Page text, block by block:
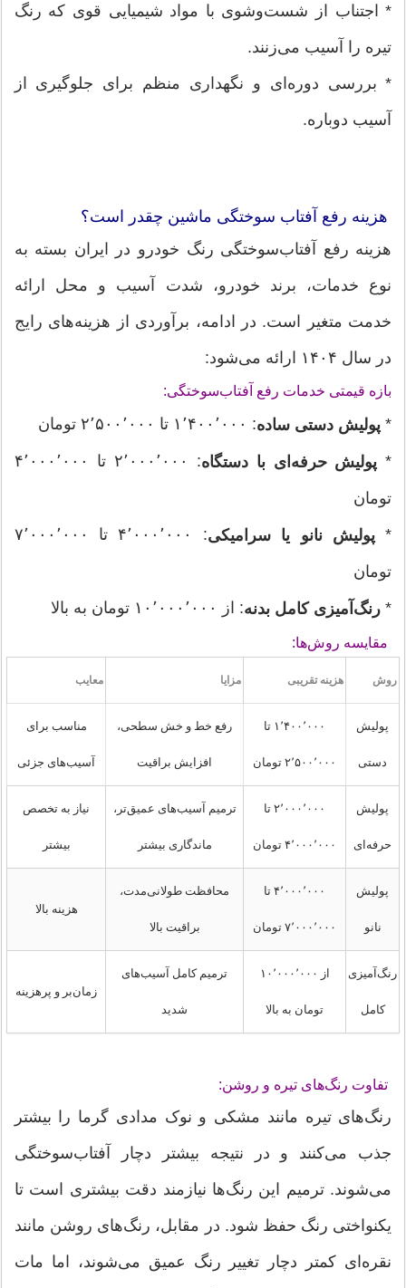
* اجتناب از شست‌وشوی با مواد شیمیایی قوی که رنگ
تیره را آسیب می‌زنند.
* بررسی دوره‌ای و نگهداری منظم برای جلوگیری از
آسیب دوباره.
هزینه رفع آفتاب سوختگی ماشین چقدر است؟
هزینه رفع آفتاب‌سوختگی رنگ خودرو در ایران بسته به
نوع خدمات، برند خودرو، شدت آسیب و محل ارائه
خدمت متغیر است. در ادامه، برآوردی از هزینه‌های رایج
در سال ۱۴۰۴ ارائه می‌شود:
بازه قیمتی خدمات رفع آفتاب‌سوختگی:
* پولیش دستی ساده: ۱٬۴۰۰٬۰۰۰ تا ۲٬۵۰۰٬۰۰۰ تومان
* پولیش حرفه‌ای با دستگاه : ۲٬۰۰۰٬۰۰۰ تا ۴٬۰۰۰٬۰۰۰
تومان
* پولیش نانو یا سرامیکی : ۴٬۰۰۰٬۰۰۰ تا ۷٬۰۰۰٬۰۰۰
تومان
* رنگ‌آمیزی کامل بدنه: از ۱۰٬۰۰۰٬۰۰۰ تومان به بالا
مقایسه روش‌ها:
روش هزینه تقریبی مزایا معایب
پولیش
دستی
۱٬۴۰۰٬۰۰۰ تا
۲٬۵۰۰٬۰۰۰ تومان
رفع خط و خش سطحی،
افزایش براقیت
مناسب برای
آسیب‌های جزئی
پولیش
حرفه‌ای
۲٬۰۰۰٬۰۰۰ تا
۴٬۰۰۰٬۰۰۰ تومان
ترمیم آسیب‌های عمیق‌تر،
ماندگاری بیشتر
نیاز به تخصص
بیشتر
پولیش
نانو
۴٬۰۰۰٬۰۰۰ تا
۷٬۰۰۰٬۰۰۰ تومان
محافظت طولانی‌مدت،
براقیت بالا
هزینه بالا
رنگ‌آمیزی
کامل
از ۱۰٬۰۰۰٬۰۰۰
تومان به بالا
ترمیم کامل آسیب‌های
شدید
زمان‌بر و پرهزینه
تفاوت رنگ‌های تیره و روشن:
رنگ‌های تیره مانند مشکی و نوک مدادی گرما را بیشتر
جذب می‌کنند و در نتیجه بیشتر دچار آفتاب‌سوختگی
می‌شوند. ترمیم این رنگ‌ها نیازمند دقت بیشتری است تا
یکنواختی رنگ حفظ شود. در مقابل، رنگ‌های روشن مانند
نقره‌ای کمتر دچار تغییر رنگ عمیق می‌شوند، اما مات